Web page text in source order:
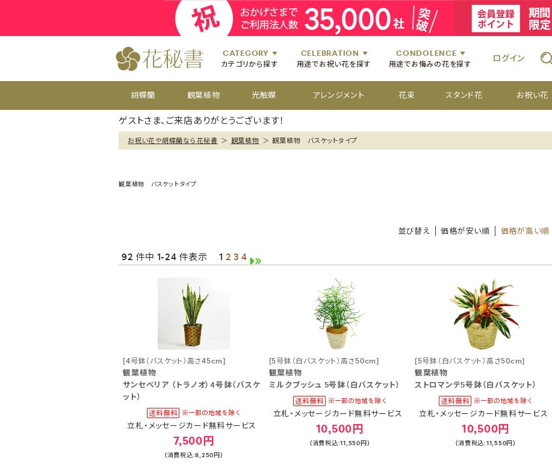
CATEGORY
カテゴリから探す
お祝い花
お供え花
おすすめ
CELEBRATION
用途でお祝い花を探す
開店祝いのお花
開設祝いのお花
楽屋見舞いのお花
個展・展覧会のお花
CONDOLENCE
用途でお悔みの花を探す
四十九日のお供え花
百か日のお供え花
お彼岸のお供え花
供花[通夜・葬儀・告別式]
ログイン
胡蝶蘭 観葉植物 光触媒 アレンジメント 花束 スタンド花 お祝い花
ゲストさま、ご来店ありがとうございます！
お祝い花や胡蝶蘭なら花秘書 ＞ 観葉植物 ＞ 観葉植物 バスケットタイプ
観葉植物 バスケットタイプ
並び替え 価格が安い順 価格が高い順
92 件中 1-24 件表示 1 2 3 4
[4号鉢（バスケット）高さ45cm]
観葉植物
サンセベリア （トラノオ）4号鉢（バスケ
ット）
立札・メッセージカード無料サービス
7,500円
(消費税込:8,250円)
[5号鉢（白バスケット）高さ50cm]
観葉植物
ミルクブッシュ 5号鉢（白バスケット）
立札・メッセージカード無料サービス
10,500円
(消費税込:11,550円)
[5号鉢（白バスケット）高さ50cm]
観葉植物
ストロマンテ5号鉢（白バスケット）
立札・メッセージカード無料サービス
10,500円
(消費税込:11,550円)